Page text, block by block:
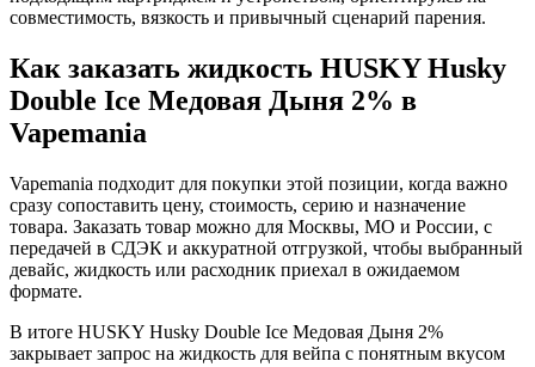
совместимость, вязкость и привычный сценарий парения.
Как заказать жидкость HUSKY Husky
Double Ice Медовая Дыня 2% в
Vapemania
Vapemania подходит для покупки этой позиции, когда важно
сразу сопоставить цену, стоимость, серию и назначение
товара. Заказать товар можно для Москвы, МО и России, с
передачей в СДЭК и аккуратной отгрузкой, чтобы выбранный
девайс, жидкость или расходник приехал в ожидаемом
формате.
В итоге HUSKY Husky Double Ice Медовая Дыня 2%
закрывает запрос на жидкость для вейпа с понятным вкусом